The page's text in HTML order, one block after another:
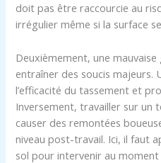
doit pas être raccourcie au
irrégulier même si la surface
Deuxièmement, une
entraîner des soucis majeurs.
l’efficacité du tassement et
Inversement, travailler sur un
causer des remontées
niveau post-travail. Ici, il faut
sol pour intervenir au